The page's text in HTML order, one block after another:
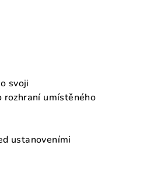
svoji
rozhraní umístěného
ustanoveními